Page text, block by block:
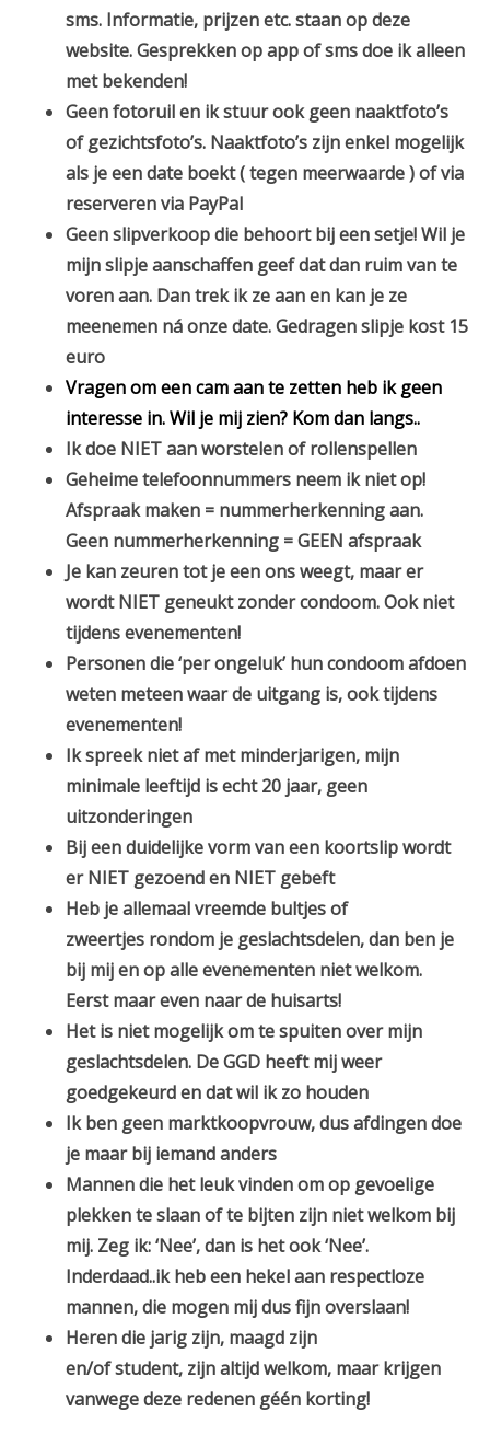
sms. Informatie, prijzen etc. staan op deze
website. Gesprekken op app of sms doe ik alleen
met bekenden!
Geen fotoruil en ik stuur ook geen naaktfoto’s
of gezichtsfoto’s. Naaktfoto’s zijn enkel mogelijk
als je een date boekt ( tegen meerwaarde ) of via
reserveren via PayPal
Geen slipverkoop die behoort bij een setje! Wil je
mijn slipje aanschaffen geef dat dan ruim van te
voren aan. Dan trek ik ze aan en kan je ze
meenemen ná onze date. Gedragen slipje kost 15
euro
Vragen om een cam aan te zetten heb ik geen
interesse in. Wil je mij zien? Kom dan langs..
Ik doe NIET aan worstelen of rollenspellen
Geheime telefoonnummers neem ik niet op!
Afspraak maken = nummerherkenning aan.
Geen nummerherkenning = GEEN afspraak
Je kan zeuren tot je een ons weegt, maar er
wordt NIET geneukt zonder condoom. Ook niet
tijdens evenementen!
Personen die ‘per ongeluk’ hun condoom afdoen
weten meteen waar de uitgang is, ook tijdens
evenementen!
Ik spreek niet af met minderjarigen, mijn
minimale leeftijd is echt 20 jaar, geen
uitzonderingen
Bij een duidelijke vorm van een koortslip wordt
er NIET gezoend en NIET gebeft
Heb je allemaal vreemde bultjes of
zweertjes rondom je geslachtsdelen, dan ben je
bij mij en op alle evenementen niet welkom.
Eerst maar even naar de huisarts!
Het is niet mogelijk om te spuiten over mijn
geslachtsdelen. De GGD heeft mij weer
goedgekeurd en dat wil ik zo houden
Ik ben geen marktkoopvrouw, dus afdingen doe
je maar bij iemand anders
Mannen die het leuk vinden om op gevoelige
plekken te slaan of te bijten zijn niet welkom bij
mij. Zeg ik: ‘Nee’, dan is het ook ‘Nee’.
Inderdaad..ik heb een hekel aan respectloze
mannen, die mogen mij dus fijn overslaan!
Heren die jarig zijn, maagd zijn
en/of student, zijn altijd welkom, maar krijgen
vanwege deze redenen géén korting!